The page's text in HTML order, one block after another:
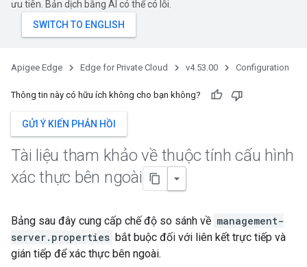
ưu tiên. Bản dịch bằng AI có thể có lỗi.
Apigee Edge Edge for Private Cloud v4.53.00 Configuration
Thông tin này có hữu ích không cho bạn không?
GỬI Ý KIẾN PHẢN HỒI
Tài liệu tham khảo về thuộc tính cấu hình
xác thực bên ngoài
Bảng sau đây cung cấp chế độ so sánh về management-
server.properties bắt buộc đối với liên kết trực tiếp và
gián tiếp để xác thực bên ngoài.